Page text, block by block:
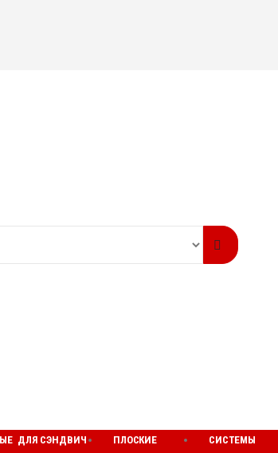
ДЛЯ СЭНДВИЧ
ПЛОСКИЕ
СИСТЕМЫ